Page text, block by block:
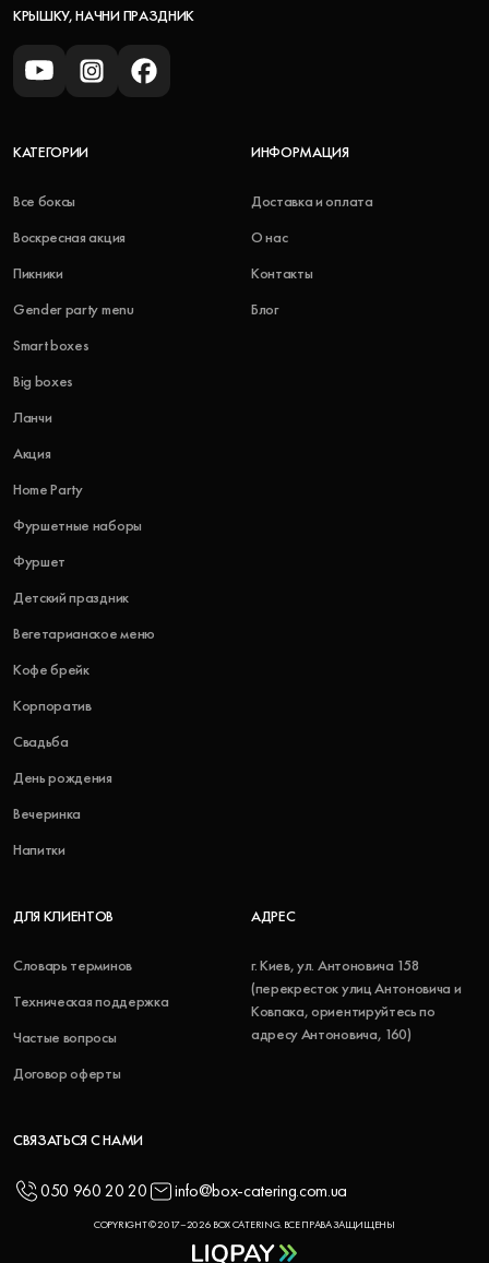
КРЫШКУ, НАЧНИ ПРАЗДНИК
КАТЕГОРИИ
Все боксы
Воскресная акция
Пикники
Gender party menu
Smart boxes
Big boxes
Ланчи
Акция
Home Party
Фуршетные наборы
Фуршет
Детский праздник
Вегетарианское меню
Кофе брейк
Корпоратив
Свадьба
День рождения
Вечеринка
Напитки
ИНФОРМАЦИЯ
Доставка и оплата
О нас
Контакты
Блог
ДЛЯ КЛИЕНТОВ
Словарь терминов
Техническая поддержка
Частые вопросы
Договор оферты
АДРЕС
г. Киев, ул. Антоновича 158
(перекресток улиц Антоновича и
Ковпака, ориентируйтесь по
адресу Антоновича, 160)
СВЯЗАТЬСЯ С НАМИ
050 960 20 20 info@box-catering.com.ua
COPYRIGHT © 2017–2026 BOX CATERING. ВСЕ ПРАВА ЗАЩИЩЕНЫ